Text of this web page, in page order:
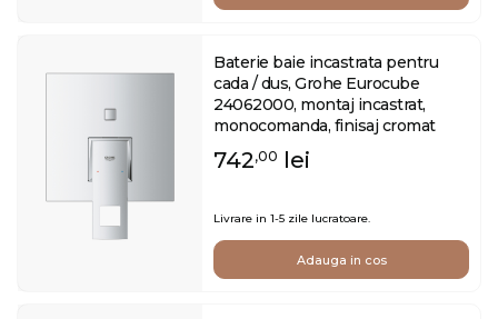
Baterie baie incastrata pentru
cada / dus, Grohe Eurocube
24062000, montaj incastrat,
monocomanda, finisaj cromat
742,00 lei
Livrare in 1-5 zile lucratoare.
Adauga in cos